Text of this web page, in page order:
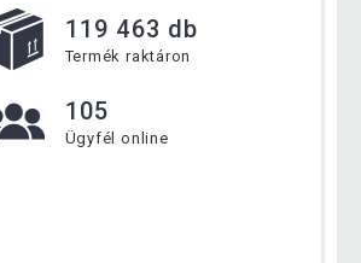
119 463 db
Termék raktáron
105
Ügyfél online